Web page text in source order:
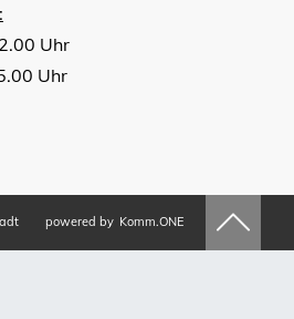
Uhr
Uhr
powered by Komm.ONE